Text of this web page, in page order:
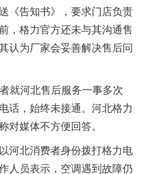
《告知书》，要求门店负责
，格力官方还未与其沟通售
认为厂家会妥善解决售后问
就河北售后服务一事多次
话，始终未接通。河北格力
对媒体不方便回答。
河北消费者身份拨打格力电
人员表示，空调遇到故障仍